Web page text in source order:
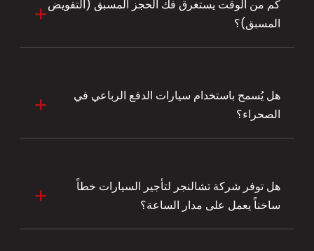
كم من الوقت يستغرق فك الحجز المسبق (التفويض
المسبق)؟
هل يُسمح باستخدام سيارات الدفع الرباعي في
الصحراء؟
هل توفر شركة تشالنجر لتأجير السيارات خطاً
ساخناً يعمل على مدار الساعة؟